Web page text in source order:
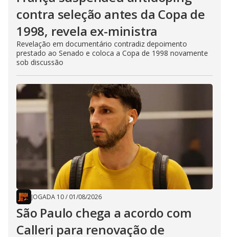
contra seleção antes da Copa de
1998, revela ex-ministra
Revelação em documentário contradiz depoimento
prestado ao Senado e coloca a Copa de 1998 novamente
sob discussão
JOGADA 10/ 01/08/2026
São Paulo chega a acordo com
Calleri para renovação de